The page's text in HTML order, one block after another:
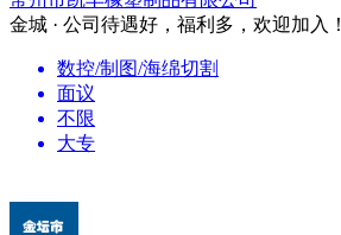
金城 · 公司待遇好，福利多，欢迎加入！
数控/制图/海绵切割
面议
不限
大专